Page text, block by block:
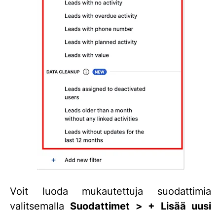
Voit luoda mukautettuja suodattimia
valitsemalla Suodattimet > + Lisää uusi